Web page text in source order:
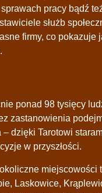
pracy bądź
służb
firmy, co pokazuje
ponad 98 tysięcy
zastanowienia
dzięki Tarotowi
w przyszłości.
miejscowości
Laskowice,